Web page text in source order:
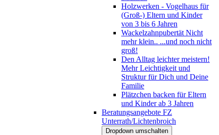
Holzwerken - Vogelhaus für
(Groß-) Eltern und Kinder
von 3 bis 6 Jahren
Wackelzahnpubertät Nicht
mehr klein.. ...und noch nicht
groß!
Den Alltag leichter meistern!
Mehr Leichtigkeit und
Struktur für Dich und Deine
Familie
Plätzchen backen für Eltern
und Kinder ab 3 Jahren
Beratungsangebote FZ
Unterrath/Lichtenbroich
Dropdown umschalten